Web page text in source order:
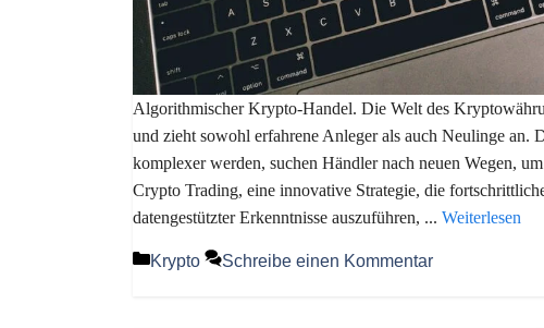
Algorithmischer Krypto-Handel. Die Welt des
und zieht sowohl erfahrene Anleger als auch Neulinge
komplexer werden, suchen Händler nach neuen Wegen,
Crypto Trading, eine innovative Strategie, die
datengestützter Erkenntnisse auszuführen, ... Weiterlesen
Kategorien
Krypto Schreibe einen Kommentar